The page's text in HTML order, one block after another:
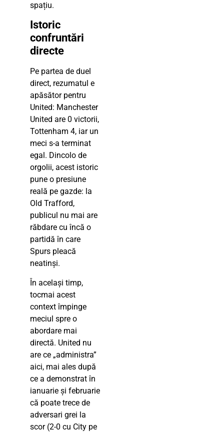
spațiu.
Istoric
confruntări
directe
Pe partea de duel
direct, rezumatul e
apăsător pentru
United: Manchester
United are 0 victorii,
Tottenham 4, iar un
meci s-a terminat
egal. Dincolo de
orgolii, acest istoric
pune o presiune
reală pe gazde: la
Old Trafford,
publicul nu mai are
răbdare cu încă o
partidă în care
Spurs pleacă
neatinși.
În același timp,
tocmai acest
context împinge
meciul spre o
abordare mai
directă. United nu
are ce „administra”
aici, mai ales după
ce a demonstrat în
ianuarie și februarie
că poate trece de
adversari grei la
scor (2-0 cu City pe